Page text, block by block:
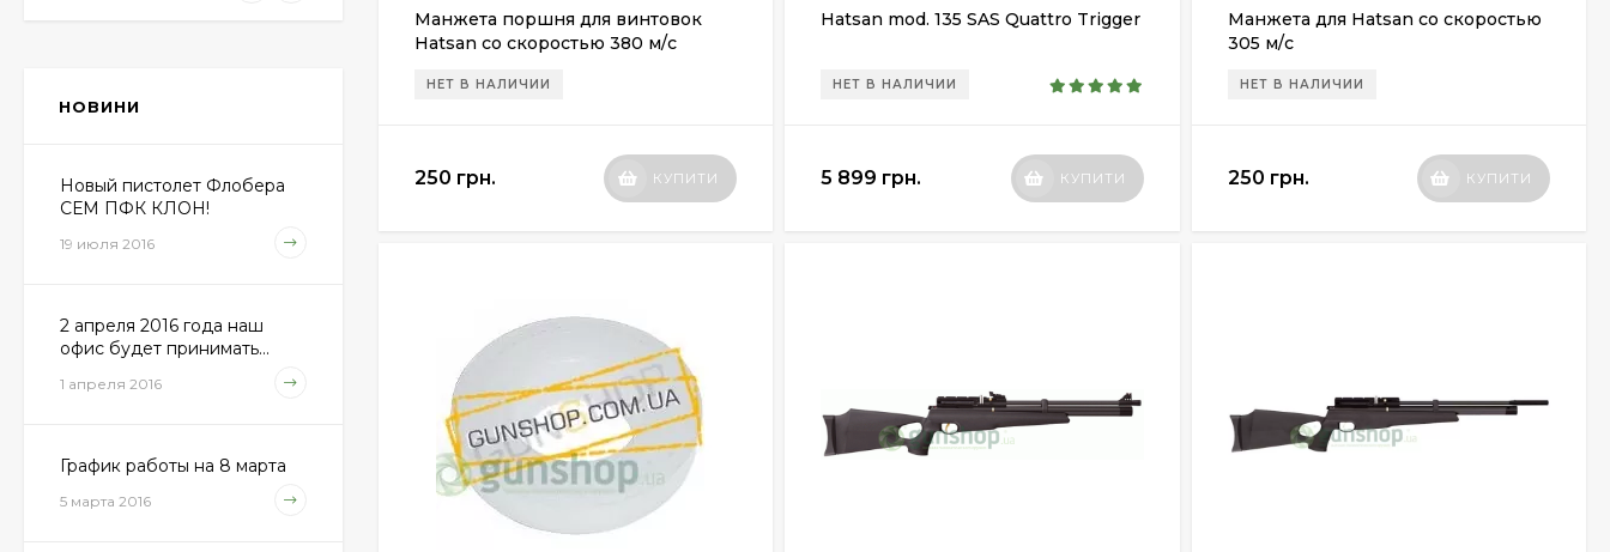
Манжета поршня для винтовок
Hatsan со скоростью 380 м/с
НЕТ В НАЛИЧИИ
250 грн. КУПИТИ
Hatsan mod. 135 SAS Quattro Trigger
НЕТ В НАЛИЧИИ
5 899 грн. КУПИТИ
Манжета для Hatsan со скоростью
305 м/с
НЕТ В НАЛИЧИИ
250 грн. КУПИТИ
(500шт.)
690 грн.
Combat Classic
6 540 грн.
Sellier&Bellot
1 850 грн.
НОВИНИ
Новый пистолет Флобера
СЕМ ПФК КЛОН!
19 июля 2016
2 апреля 2016 года наш
офис будет принимать...
1 апреля 2016
График работы на 8 марта
5 марта 2016